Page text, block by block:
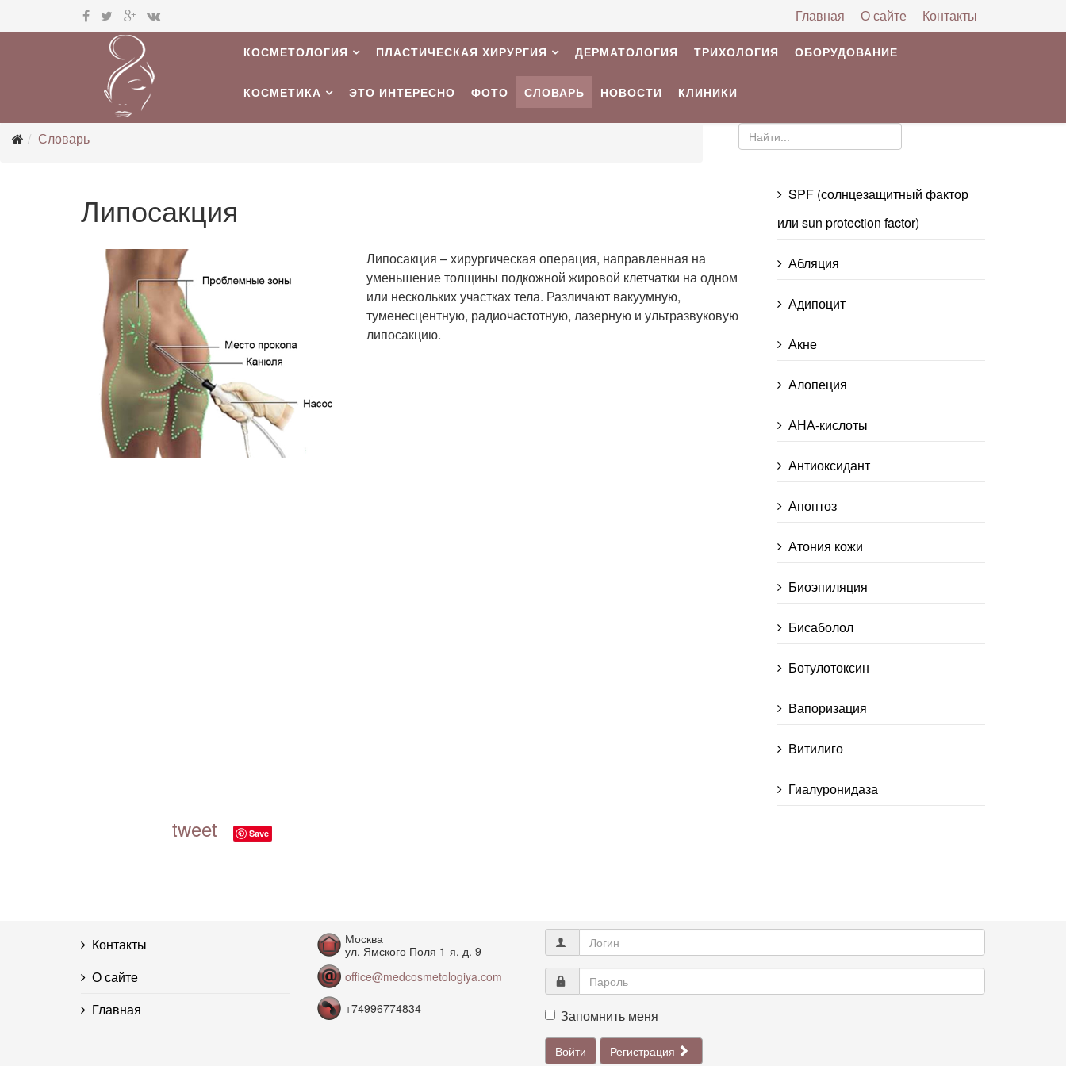
Контакты
О сайте
Главная
КОСМЕТОЛОГИЯ ПЛАСТИЧЕСКАЯ ХИРУРГИЯ ДЕРМАТОЛОГИЯ ТРИХОЛОГИЯ ОБОРУДОВАНИЕ
КОСМЕТИКА ЭТО ИНТЕРЕСНО ФОТО СЛОВАРЬ НОВОСТИ КЛИНИКИ
Словарь
Липосакция
Липосакция – хирургическая операция, направленная на
уменьшение толщины подкожной жировой клетчатки на одном
или нескольких участках тела. Различают вакуумную,
туменесцентную, радиочастотную, лазерную и ультразвуковую
липосакцию.
tweet Save
SPF (солнцезащитный фактор
или sun protection factor)
Абляция
Адипоцит
Акне
Алопеция
АНА-кислоты
Антиоксидант
Апоптоз
Атония кожи
Биоэпиляция
Бисаболол
Ботулотоксин
Вапоризация
Витилиго
Гиалуронидаза
Контакты
О сайте
Главная
Москва
ул. Ямского Поля 1-я, д. 9
office@medcosmetologiya.com
+74996774834
Запомнить меня
Войти Регистрация